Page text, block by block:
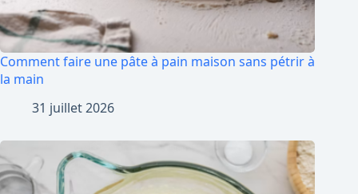
Comment faire une pâte à pain maison sans pétrir à
la main
31 juillet 2026